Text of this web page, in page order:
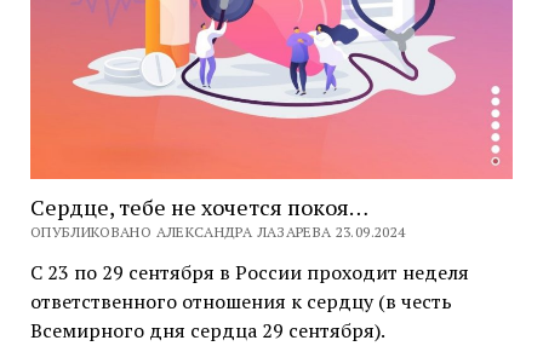
Сердце, тебе не хочется покоя…
ОПУБЛИКОВАНО АЛЕКСАНДРА ЛАЗАРЕВА 23.09.2024
С 23 по 29 сентября в России проходит неделя
ответственного отношения к сердцу (в честь
Всемирного дня сердца 29 сентября).